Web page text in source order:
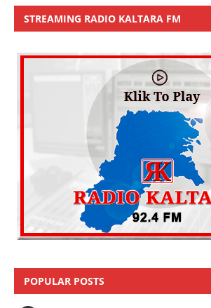
STREAMING RADIO KALTARA FM
POPULAR POSTS